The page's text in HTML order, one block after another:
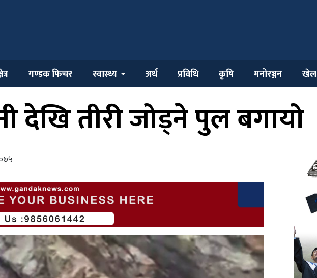
गण्डक फिचर स्वास्थ्य अर्थ प्रविधि कृषि मनोरञ्जन खेल
देखि तीरी जोड्ने पुल बगायो